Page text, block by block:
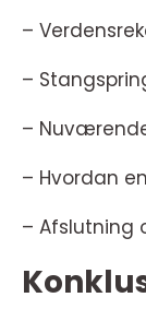
–
–
–
– Hvordan
– Afslutning